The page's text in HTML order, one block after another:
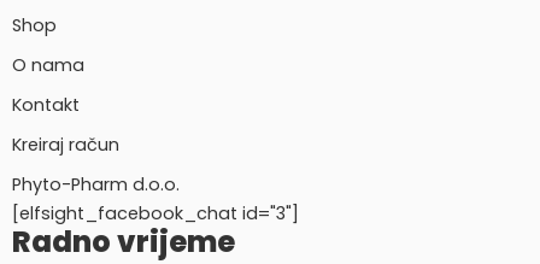
Shop
O nama
Kontakt
Kreiraj račun
Phyto-Pharm d.o.o.
[elfsight_facebook_chat id="3"]
Radno vrijeme